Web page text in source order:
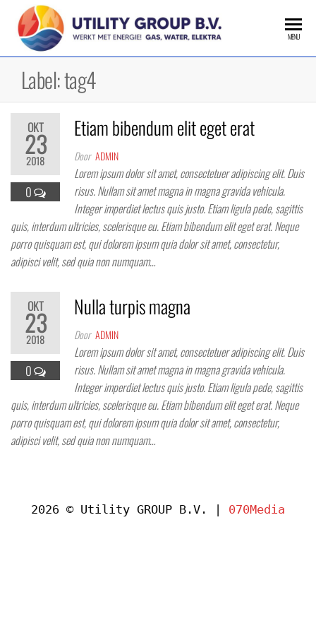
MENU
Label:tag4
OKT
23
2018
0
Etiam bibendum elit eget erat
Door ADMIN
Lorem ipsum dolor sit amet, consectetuer adipiscing elit. Duis
risus. Nullam sit amet magna in magna gravida vehicula.
Integer imperdiet lectus quis justo. Etiam ligula pede, sagittis
quis, interdum ultricies, scelerisque eu. Etiam bibendum elit eget erat. Neque
porro quisquam est, qui dolorem ipsum quia dolor sit amet, consectetur,
adipisci velit, sed quia non numquam…
OKT
23
2018
0
Nulla turpis magna
Door ADMIN
Lorem ipsum dolor sit amet, consectetuer adipiscing elit. Duis
risus. Nullam sit amet magna in magna gravida vehicula.
Integer imperdiet lectus quis justo. Etiam ligula pede, sagittis
quis, interdum ultricies, scelerisque eu. Etiam bibendum elit eget erat. Neque
porro quisquam est, qui dolorem ipsum quia dolor sit amet, consectetur,
adipisci velit, sed quia non numquam…
2026 © Utility GROUP B.V. | 070Media